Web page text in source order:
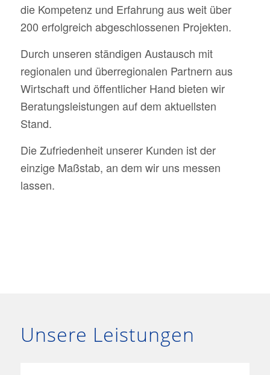
die Kompetenz und Erfahrung aus weit über
200 erfolgreich abgeschlossenen Projekten.
Durch unseren ständigen Austausch mit
regionalen und überregionalen Partnern aus
Wirtschaft und öffentlicher Hand bieten wir
Beratungsleistungen auf dem aktuellsten
Stand.
Die Zufriedenheit unserer Kunden ist der
einzige Maßstab, an dem wir uns messen
lassen.
Unsere Leistungen